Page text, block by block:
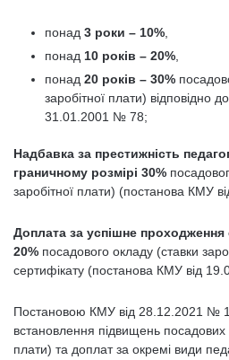
понад 3 роки – 10%
понад 10 років – 20%
понад 20 років – 30%
заробітної плати) відповідно
31.01.2001 № 78;
Надбавка за престижність
граничному розмірі 30%
заробітної плати) (постанова КМУ
Доплата за успішне проходження
20% посадового окладу (ставки
сертифікату (постанова КМУ від
Постановою КМУ від 28.12.2021 №
встановлення підвищень посадових
плати) та доплат за окремі види